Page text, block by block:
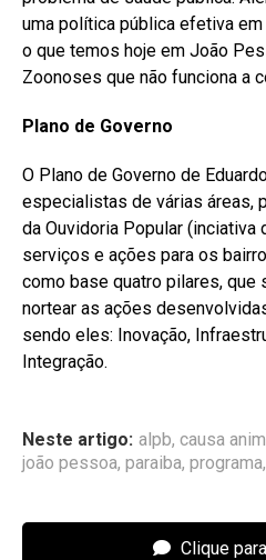
uma política pública efetiva
o que temos hoje em João
Zoonoses que não funciona a
Plano de Governo
O Plano de Governo de
especialistas de várias áreas,
da Ouvidoria Popular (inciativa
serviços e ações para os
como base quatro pilares, que
nortear as ações
sendo eles: Inovação,
Integração.
Neste artigo: alpb, causa
joão pessoa, paraiba, programa,
Clique